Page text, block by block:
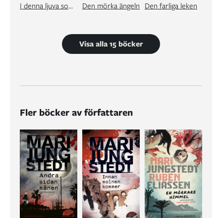
I denna ljuva sommartid Den mörka ängeln Den farliga leken
Visa alla 15 böcker
Fler böcker av författaren